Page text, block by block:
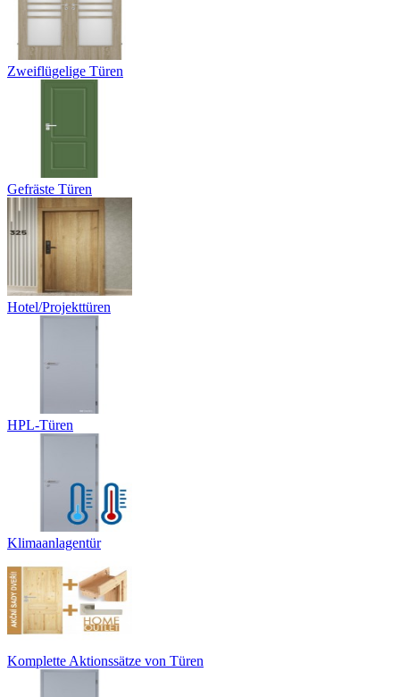
Zweiflügelige Türen
Gefräste Türen
Hotel/Projekttüren
HPL-Türen
Klimaanlagentür
Komplette Aktionssätze von Türen